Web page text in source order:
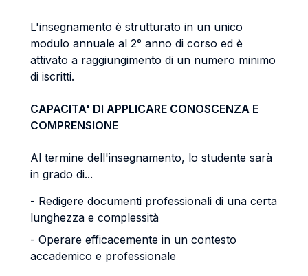
L'insegnamento è strutturato in un unico
modulo annuale al 2° anno di corso ed è
attivato a raggiungimento di un numero minimo
di iscritti.
CAPACITA' DI APPLICARE CONOSCENZA E
COMPRENSIONE
Al termine dell'insegnamento, lo studente sarà
in grado di...
- Redigere documenti professionali di una certa
lunghezza e complessità
- Operare efficacemente in un contesto
accademico e professionale